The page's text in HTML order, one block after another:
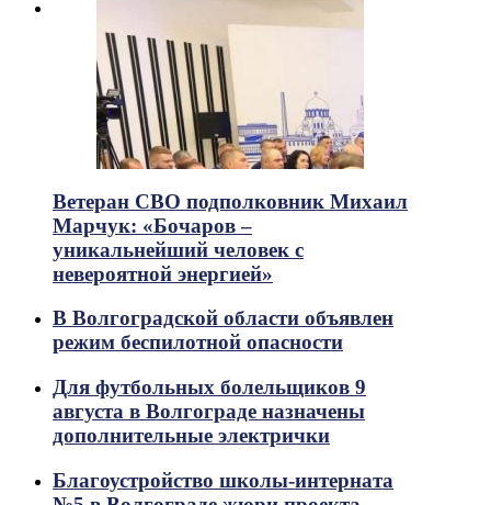
Ветеран СВО подполковник Михаил
Марчук: «Бочаров –
уникальнейший человек с
невероятной энергией»
В Волгоградской области объявлен
режим беспилотной опасности
Для футбольных болельщиков 9
августа в Волгограде назначены
дополнительные электрички
Благоустройство школы-интерната